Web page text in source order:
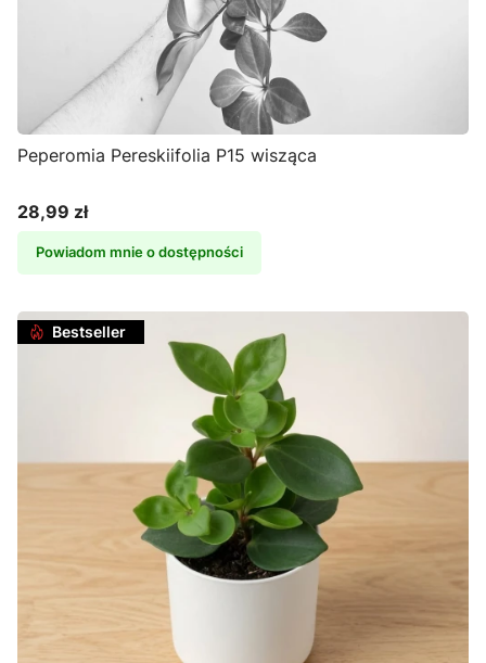
Peperomia Pereskiifolia P15 wisząca
Cena
28,99 zł
Powiadom mnie o dostępności
Bestseller